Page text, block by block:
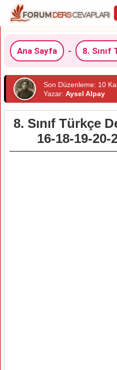
Ana Sayfa - 8. Sınıf
Son Düzenleme: 10
Yazar: Aysel Alpay
8. Sınıf Türkçe
16-18-19-20-